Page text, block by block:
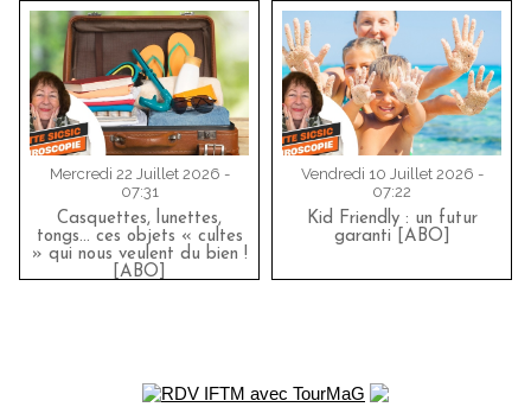
Mercredi 22 Juillet 2026 -
07:31
Casquettes, lunettes,
tongs... ces objets « cultes
» qui nous veulent du bien !
[ABO]
Vendredi 10 Juillet 2026 -
07:22
Kid Friendly : un futur
garanti [ABO]